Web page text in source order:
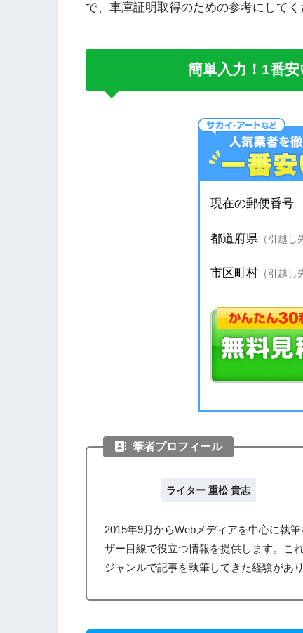
で、車庫証明取得のための参考にしてく
簡単入力！1番
筆者プロフィール
ライター 重松 貴志
2015年9月からWebメディアを中心に執
ザー目線で役立つ情報を提供します。こ
ジャンルで記事を執筆してきた経験があ